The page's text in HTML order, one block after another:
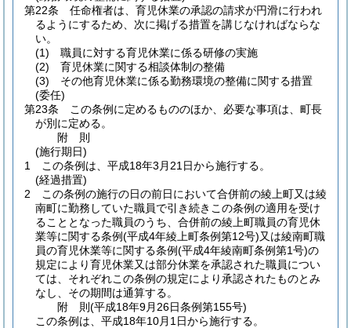
第22条
任命権者は、育児休業の承認の請求が円滑に行われ
るようにするため、次に掲げる措置を講じなければならな
い。
(1)
職員に対する育児休業に係る研修の実施
(2)
育児休業に関する相談体制の整備
(3)
その他育児休業に係る勤務環境の整備に関する措置
(委任)
第23条
この条例に定めるもののほか、必要な事項は、町長
が別に定める。
附 則
(施行期日)
1
この条例は、平成18年3月21日から施行する。
(経過措置)
2
この条例の施行の日の前日において合併前の綾上町又は綾
南町に勤務していた職員で引き続きこの条例の適用を受け
ることとなった職員のうち、合併前の綾上町職員の育児休
業等に関する条例(平成4年綾上町条例第12号)又は綾南町職
員の育児休業等に関する条例(平成4年綾南町条例第1号)の
規定により育児休業又は部分休業を承認された職員につい
ては、それぞれこの条例の規定により承認されたものとみ
なし、その期間は通算する。
附 則(平成18年9月26日条例第155号)
この条例は、平成18年10月1日から施行する。